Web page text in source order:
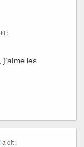
:
les
a dit :